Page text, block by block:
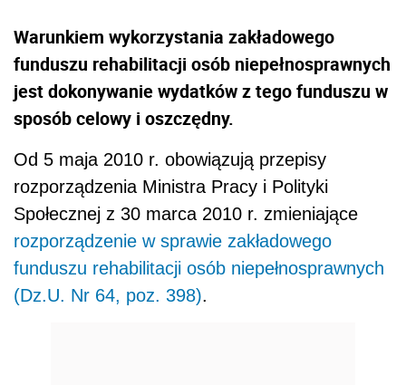
Warunkiem wykorzystania zakładowego
funduszu rehabilitacji osób niepełnosprawnych
jest dokonywanie wydatków z tego funduszu w
sposób celowy i oszczędny.
Od 5 maja 2010 r. obowiązują przepisy
rozporządzenia Ministra Pracy i Polityki
Społecznej z 30 marca 2010 r. zmieniające
rozporządzenie w sprawie zakładowego
funduszu rehabilitacji osób niepełnosprawnych
(Dz.U. Nr 64, poz. 398).